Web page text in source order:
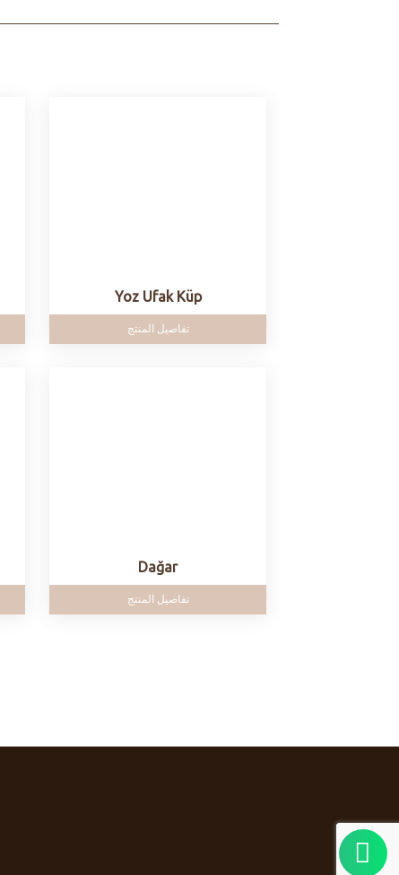
Yoz Ufak Küp
تفاصيل المنتج
Dağar
تفاصيل المنتج